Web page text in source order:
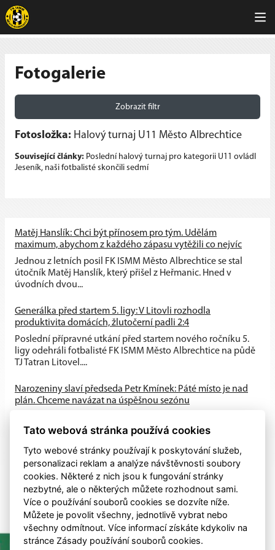
Fotogalerie
Zobrazit filtr
Fotosložka: Halový turnaj U11 Město Albrechtice
Související články: Poslední halový turnaj pro kategorii U11 ovládl
Jeseník, naši fotbalisté skončili sedmí
Matěj Hanslík: Chci být přínosem pro tým. Udělám
maximum, abychom z každého zápasu vytěžili co nejvíc
Jednou z letních posil FK ISMM Město Albrechtice se stal
útočník Matěj Hanslík, který přišel z Heřmanic. Hned v
úvodních dvou...
Generálka před startem 5. ligy: V Litovli rozhodla
produktivita domácích, žlutočerní padli 2:4
Poslední přípravné utkání před startem nového ročníku 5.
ligy odehráli fotbalisté FK ISMM Město Albrechtice na půdě
TJ Tatran Litovel....
Narozeniny slaví předseda Petr Kmínek: Páté místo je nad
plán. Chceme navázat na úspěšnou sezónu
výsledky. A-tým obsadil výborné 5. místo, dařilo se také
Tato webová stránka používá cookies
Tyto webové stránky používají k poskytování služeb,
personalizaci reklam a analýze návštěvnosti soubory
cookies. Některé z nich jsou k fungování stránky
nezbytné, ale o některých můžete rozhodnout sami.
Více o používání souborů cookies se dozvíte níže.
Můžete je povolit všechny, jednotlivě vybrat nebo
všechny odmítnout. Více informací získáte kdykoliv na
stránce Zásady používání souborů cookies.